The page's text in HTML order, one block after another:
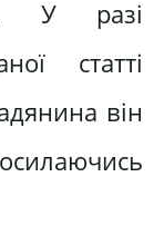
У разі
статті
він